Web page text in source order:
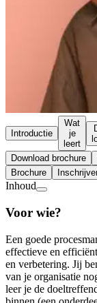
Introductie
Wat
je
leert
Download brochure
Brochure
Inhoud
Voor wie?
Een goede
effectieve en
en verbetering. Jij
van je organisatie
leer je de